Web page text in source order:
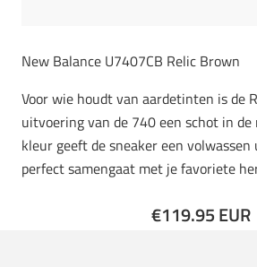
New Balance U7407CB Relic Brown
Voor wie houdt van aardetinten is de
uitvoering van de 740 een schot in de
kleur geeft de sneaker een
perfect samengaat met je favoriete
€119.95 EUR